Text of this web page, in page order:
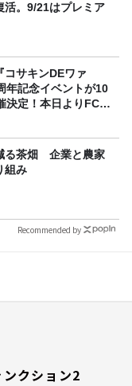
活。9/21はプレミア
コサキンDEワァ
年記念イベントが10
決定！本日よりFC先
る茶畑 企業と農家
組み
Recommended by
クション2